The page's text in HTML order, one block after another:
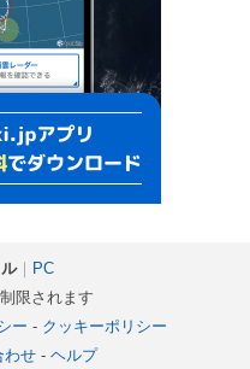
｜ PC
限されます
ー - クッキーポリシー
わせ- ヘルプ